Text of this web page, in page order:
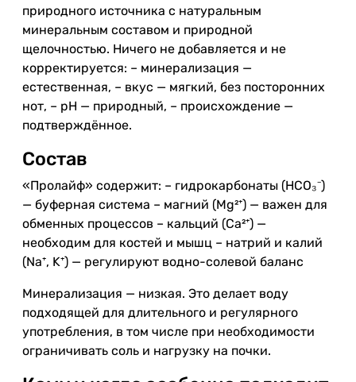
природного источника с натуральным
минеральным составом и природной
щелочностью. Ничего не добавляется и не
корректируется: – минерализация —
естественная, – вкус — мягкий, без посторонних
нот, – pH — природный, – происхождение —
подтверждённое.
Состав
«Пролайф» содержит: – гидрокарбонаты (HCO₃⁻)
— буферная система – магний (Mg²⁺) — важен для
обменных процессов – кальций (Ca²⁺) —
необходим для костей и мышц – натрий и калий
(Na⁺, K⁺) — регулируют водно-солевой баланс
Минерализация — низкая. Это делает воду
подходящей для длительного и регулярного
употребления, в том числе при необходимости
ограничивать соль и нагрузку на почки.